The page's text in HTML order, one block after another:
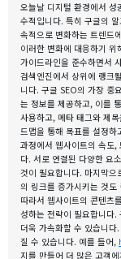
오늘날 디지털 환경에서
수적입니다. 특히 구글의
속적으로 변화하는 트렌드
이러한 변화에 대응하기
가이드라인을 준수하면서
검색엔진에서 상위에 랭크
니다. 구글 SEO의 가장 중
는 정보를 제공하고, 이를
사용하고, 메타 태그와 제
드맵을 통해 목표를 설정하
과정에서 웹사이트의 속도,
다. 서로 연결된 다양한 요
것이 필요합니다. 마지막
의 링크를 증가시키는 것도
따라서 웹사이트의 콘텐츠
성하는 전략이 필요합니다.
더욱 가속화할 수 있습니
질 수 있습니다. 예를 들어,
지를 만들어 더 많은 고객